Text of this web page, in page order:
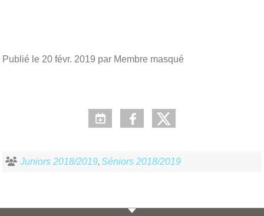
Publié le 20 févr. 2019 par Membre masqué
Juniors 2018/2019 Séniors 2018/2019